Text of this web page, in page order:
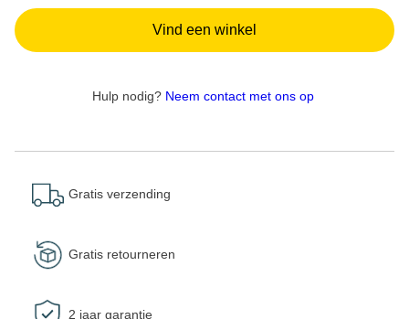
Vind een winkel
Hulp nodig? Neem contact met ons op
Gratis verzending
Gratis retourneren
2 jaar garantie